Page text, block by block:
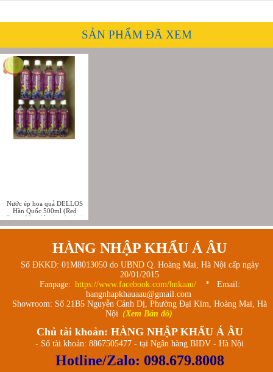
SẢN PHẨM ĐÃ XEM
Nước ép hoa quả DELLOS
Hàn Quốc 500ml (Red
Grape-Nho đỏ với trái nho)
HÀNG NHẬP KHẨU Á ÂU
Số ĐKKD: 01M8013050 do UBND Q. Hoàng Mai, Hà Nội cấp ngày
20/01/2015
Fanpage: https://www.facebook.com/hnkaau/
* Email:
hangnhapkhauaau@gmail.com
Showroom: Số 21B5 Nguyễn Cảnh Dị, Phường Đại Kim, Hoàng Mai, Hà
Nội (Xem Bản đồ)
Chủ tài khoản: HÀNG NHẬP KHẨU Á ÂU
- Số tài khoản: 8867505477 - tại Ngân hàng BIDV - Hà Nội
Hotline/Zalo: 098.679.8008